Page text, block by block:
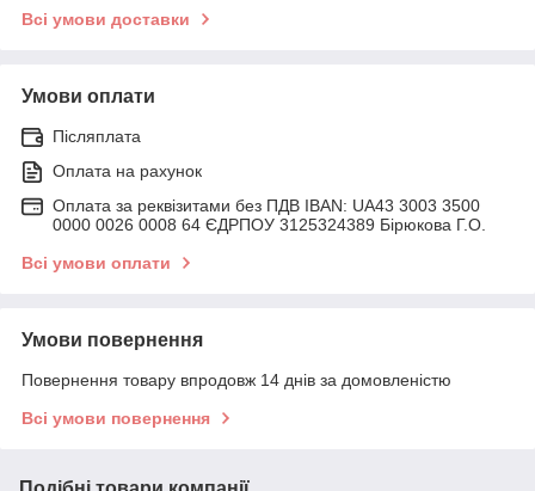
Всі умови доставки
Умови оплати
Післяплата
Оплата на рахунок
Оплата за реквізитами без ПДВ IBAN: UA43 3003 3500
0000 0026 0008 64 ЄДРПОУ 3125324389 Бірюкова Г.О.
Всі умови оплати
Умови повернення
Повернення товару впродовж 14 днів за домовленістю
Всі умови повернення